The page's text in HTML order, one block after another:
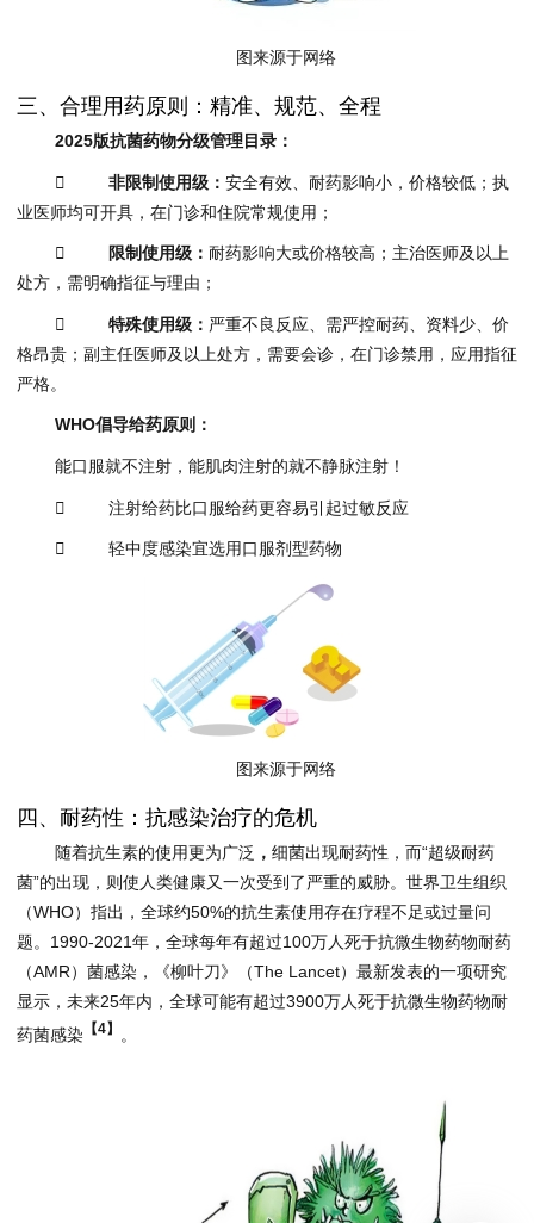
图来源于网络
三、合理用药原则：精准、规范、全程
2025版抗菌药物分级管理目录：
 非限制使用级： 安全有效、耐药影响小，价格较低；执
业医师均可开具，在门诊和住院常规使用；
 限制使用级： 耐药影响大或价格较高；主治医师及以上
处方，需明确指征与理由；
 特殊使用级： 严重不良反应、需严控耐药、资料少、价
格昂贵；副主任医师及以上处方，需要会诊，在门诊禁用，应用指征
严格。
WHO倡导给药原则：
能口服就不注射，能肌肉注射的就不静脉注射！
 注射给药比口服给药更容易引起过敏反应
 轻中度感染宜选用口服剂型药物
图来源于网络
四、耐药性：抗感染治疗的危机
随着抗生素的使用更为广泛 ， 细菌出现耐药性，而“超级耐药
菌”的出现，则使人类健康又一次受到了严重的威胁。世界卫生组织
（WHO）指出，全球约50%的抗生素使用存在疗程不足或过量问
题。1990-2021年，全球每年有超过100万人死于抗微生物药物耐药
（AMR）菌感染，《柳叶刀》（The Lancet）最新发表的一项研究
显示，未来25年内，全球可能有超过3900万人死于抗微生物药物耐
药菌感染 【4】 。